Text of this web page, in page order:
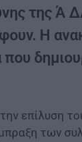
της Ά
Η
επίλυση
των